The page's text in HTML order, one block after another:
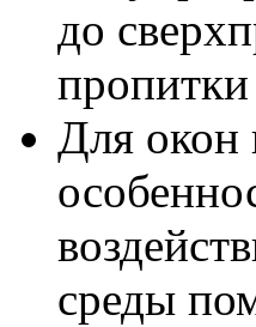
до
Для окон
среды